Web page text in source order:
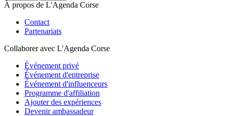
À propos de L'Agenda Corse
Contact
Partenariats
Collaborer avec L'Agenda Corse
Événement privé
Événement d'entreprise
Événement d'influenceurs
Programme d'affiliation
Ajouter des expériences
Devenir ambassadeur